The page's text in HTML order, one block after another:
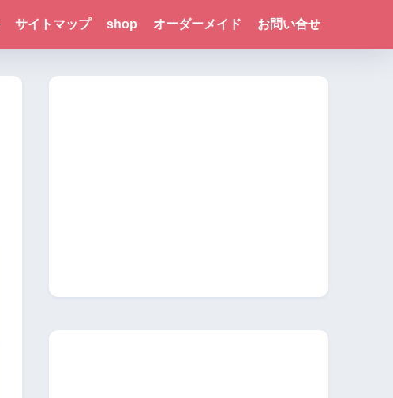
サイトマップ shop オーダーメイド お問い合せ